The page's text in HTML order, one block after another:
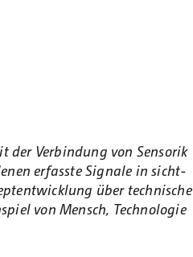
der Verbindung von Sensorik
erfasste Signale in sicht-
über technische
von Mensch, Technologie